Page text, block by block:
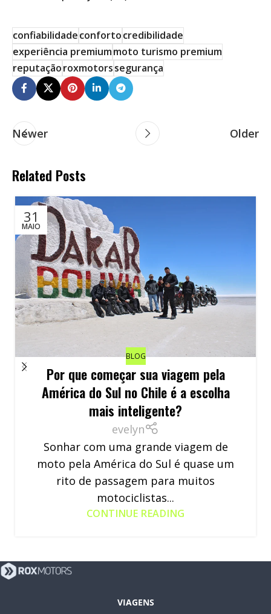
confiabilidadeconfortocredibilidade
experiência premiummoto turismo premium
reputaçãoroxmotorssegurança
Newer Older
Related Posts
31
MAIO
BLOG
Por que começar sua viagem pela
América do Sul no Chile é a escolha
mais inteligente?
evelyn
Sonhar com uma grande viagem de
moto pela América do Sul é quase um
rito de passagem para muitos
motociclistas...
CONTINUE READING
VIAGENS